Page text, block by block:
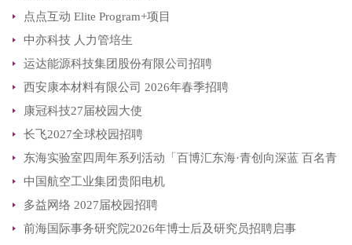
点点互动 Elite Program+项目
中亦科技 人力管培生
运达能源科技集团股份有限公司招聘
西安康本材料有限公司 2026年春季招聘
康冠科技27届校园大使
长飞2027全球校园招聘
东海实验室四周年系列活动「百博汇东海·青创向深蓝 百名青
年博士生科创实践活动正式开后
中国航空工业集团贵阳电机
多益网络 2027届校园招聘
前海国际事务研究院2026年博士后及研究员招聘启事